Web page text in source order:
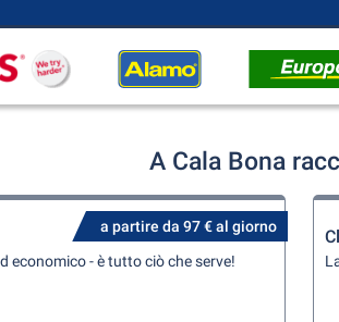
A Cala Bona
a partire da 97 € al giorno
economico - è tutto ciò che serve!